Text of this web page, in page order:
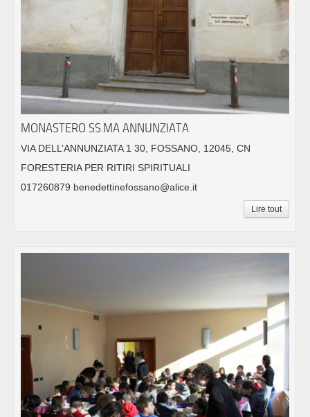
MONASTERO SS.MA ANNUNZIATA
VIA DELL’ANNUNZIATA 1 30, FOSSANO, 12045, CN
FORESTERIA PER RITIRI SPIRITUALI
017260879 benedettinefossano@alice.it
Lire tout